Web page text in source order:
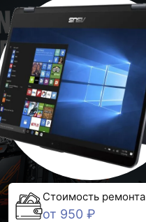
Стоимость ремонта
от 950 ₽